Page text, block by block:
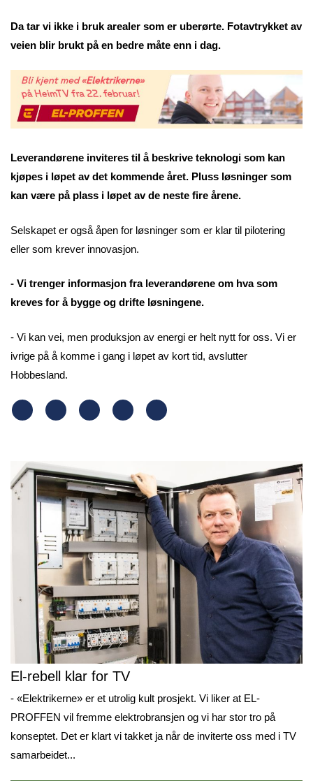
Da tar vi ikke i bruk arealer som er uberørte. Fotavtrykket av
veien blir brukt på en bedre måte enn i dag.
Leverandørene inviteres til å beskrive teknologi som kan
kjøpes i løpet av det kommende året. Pluss løsninger som
kan være på plass i løpet av de neste fire årene.
Selskapet er også åpen for løsninger som er klar til pilotering
eller som krever innovasjon.
- Vi trenger informasjon fra leverandørene om hva som
kreves for å bygge og drifte løsningene.
- Vi kan vei, men produksjon av energi er helt nytt for oss. Vi er
ivrige på å komme i gang i løpet av kort tid, avslutter
Hobbesland.
El-rebell klar for TV
- «Elektrikerne» er et utrolig kult prosjekt. Vi liker at EL-
PROFFEN vil fremme elektrobransjen og vi har stor tro på
konseptet. Det er klart vi takket ja når de inviterte oss med i TV
samarbeidet...